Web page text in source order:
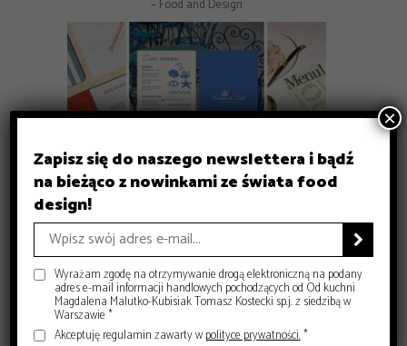
Gdzie zjeść w Krakowie? 8 miejsc, które warto znać
– Food and Design
GASTRONOMIA
Michelin Guide Polska 2026 – historyczna gala w Krakowie
– Food and Design
Czy sushi przestało być luksusem? Co dziś decyduje o jego
jakości?
– Food and Design
– Food and Design
Jak projektować menu dla restauracji, żeby naprawdę
sprzedawało?
– Food and Design
Zapisz się do naszego newslettera i bądź
na bieżąco z nowinkami ze świata food
design!

Wyrażam zgodę na otrzymywanie drogą elektroniczną na podany
adres e-mail informacji handlowych pochodzących od Od kuchni
Magdalena Malutko-Kubisiak Tomasz Kostecki sp.j. z siedzibą w
Warszawie *
Akceptuję regulamin zawarty wpolityce prywatności.*
×